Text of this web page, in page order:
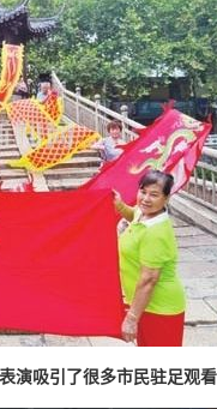
演吸引了很多市民驻足观